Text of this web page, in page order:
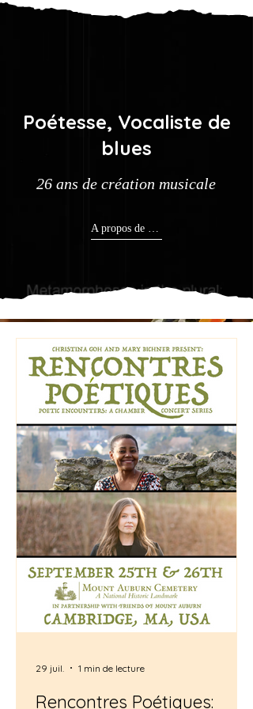
Poétesse, Vocaliste de
blues
26 ans de création musicale
Rencontres Poétiques:
29 juil. 1 min de lecture